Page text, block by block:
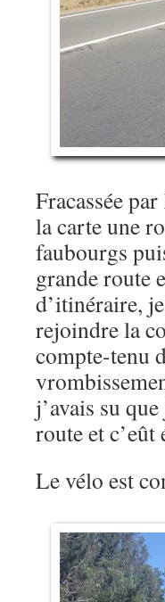
Fracassée
la carte une
faubourgs
grande route
d’itinéraire,
rejoindre la
compte-tenu
j’avais su
route et
Le vélo est